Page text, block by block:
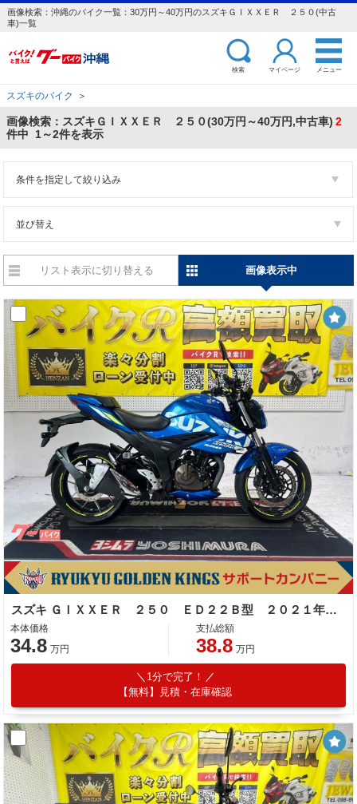
画像検索：沖縄のバイク一覧：30万円～40万円のスズキＧＩＸＸＥＲ ２５０(中古
車)一覧
検索 マイページ メニュー
スズキのバイク ＞
画像検索：スズキＧＩＸＸＥＲ ２５０(30万円～40万円,中古車) 2
件中 1～2件を表示
条件を指定して絞り込み
並び替え
リスト表示に切り替える 画像表示中
スズキ ＧＩＸＸＥＲ ２５０ ＥＤ２２Ｂ型 ２０２１年モデル ＡＢＳ ＥＴＣ サイドスタンド ＬＥＤヘッドライト ＬＥＤテールランプ
本体価格
34.8 万円
支払総額
38.8 万円
1分で完了！
【無料】見積・在庫確認